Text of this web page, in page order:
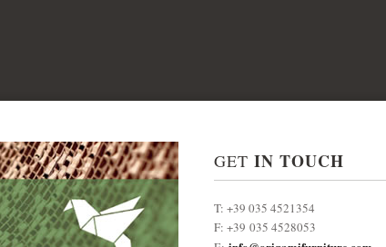
GET IN TOUCH
T: +39 035 4521354
F: +39 035 4528053